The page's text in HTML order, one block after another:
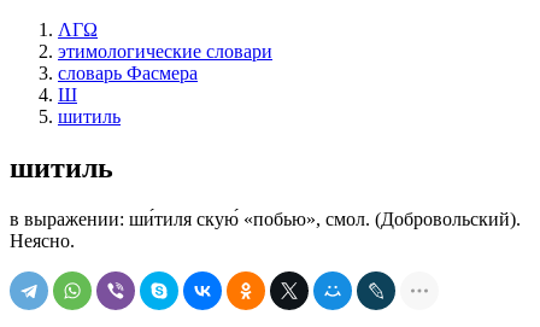
ΛΓΩ
этимологические словари
словарь Фасмера
Ш
шитиль
шитиль
в выражении: ши́тиля скую́ «побью», смол. (Добровольский).
Неясно.